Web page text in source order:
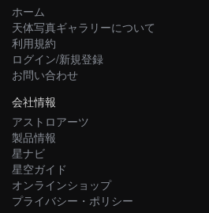
ホーム
天体写真ギャラリーについて
利用規約
ログイン/新規登録
お問い合わせ
会社情報
アストロアーツ
製品情報
星ナビ
星空ガイド
オンラインショップ
プライバシー・ポリシー